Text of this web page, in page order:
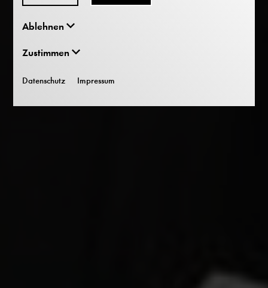
Ablehnen
Zustimmen
Datenschutz Impressum